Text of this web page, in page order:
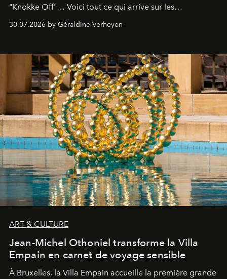
"Knokke Off"… Voici tout ce qui arrive sur les
30.07.2026 by Géraldine Verheyen
ART & CULTURE
Jean-Michel Othoniel transforme la Villa
Empain en carnet de voyage sensible
À Bruxelles, la Villa Empain accueille la première grande